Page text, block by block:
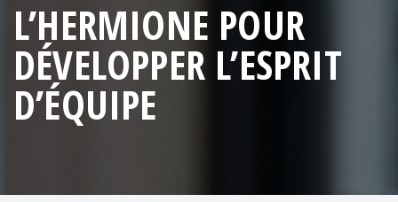
L’HERMIONE POUR
DÉVELOPPER L’ESPRIT
D’ÉQUIPE